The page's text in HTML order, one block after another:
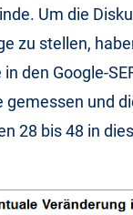
Um die
zu stellen,
den Google-
gemessen und
28 bis 48 in